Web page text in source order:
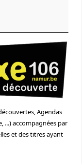
Agendas
...) accompagnées par
et des titres ayant